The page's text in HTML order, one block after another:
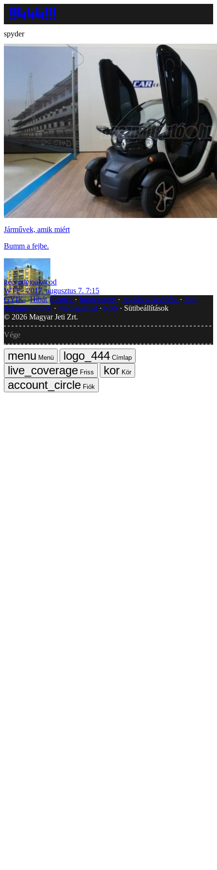
spyder
Járművek, amik miért
Bumm a fejbe.
geccodejoakecod
WTF
2017. augusztus 7. 7:15
GYIK Hibát jelentek Impresszum Javítások kezelése
Jogi
dokumentumok
Médiaajánlat RSS
Sütibeállítások
© 2026 Magyar Jeti Zrt.
Vége
Menü
Címlap
Friss
Kör
Fiók